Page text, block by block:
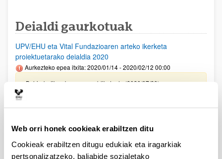
Web orri honek cookieak erabiltzen ditu
Cookieak erabiltzen ditugu edukiak eta iragarkiak
pertsonalizatzeko, baliabide sozialetako
Deialdi gaurkotuak
UPV/EHU eta Vital Fundazioaren arteko ikerketa
proiektuetarako deialdia 2020
Aurkezteko epea itxita: 2020/01/14 - 2020/02/12 00:00
Behin-betiko ebazpena publikatu da (2020/07/29)
Aurreko deialdietan laguntzarik lortu ez duten
Aurkezteko epea itxita: 2020/06/01 - 2020/06/05 00:00
Ebazpena publikatu da (2020/06/17)